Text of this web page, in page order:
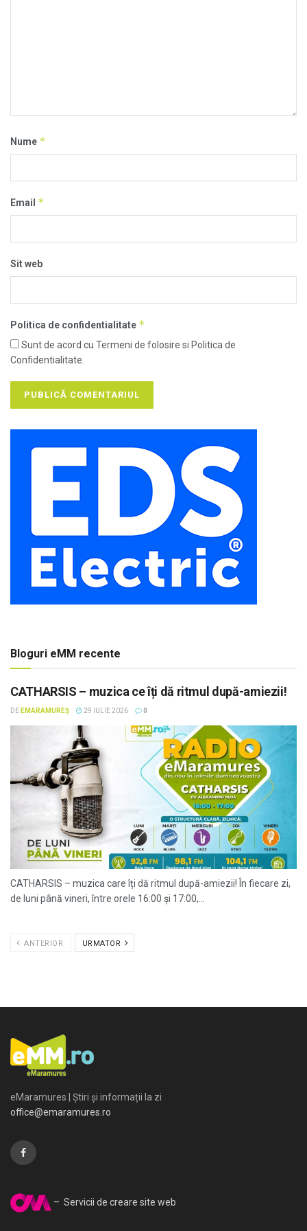
Nume *
Email *
Sit web
Politica de confidentialitate *
Sunt de acord cu Termeni de folosire si Politica de
Confidentialitate.
Bloguri eMM recente
CATHARSIS – muzica ce îți dă ritmul după-amiezii!
DE EMARAMUREȘ 29 IULIE 2026 0
CATHARSIS – muzica care îți dă ritmul după-amiezii! În fiecare zi,
de luni până vineri, între orele 16:00 și 17:00,...
ANTERIOR URMATOR
eMaramures | Știri și informații la zi
office@emaramures.ro
– Servicii de creare site web